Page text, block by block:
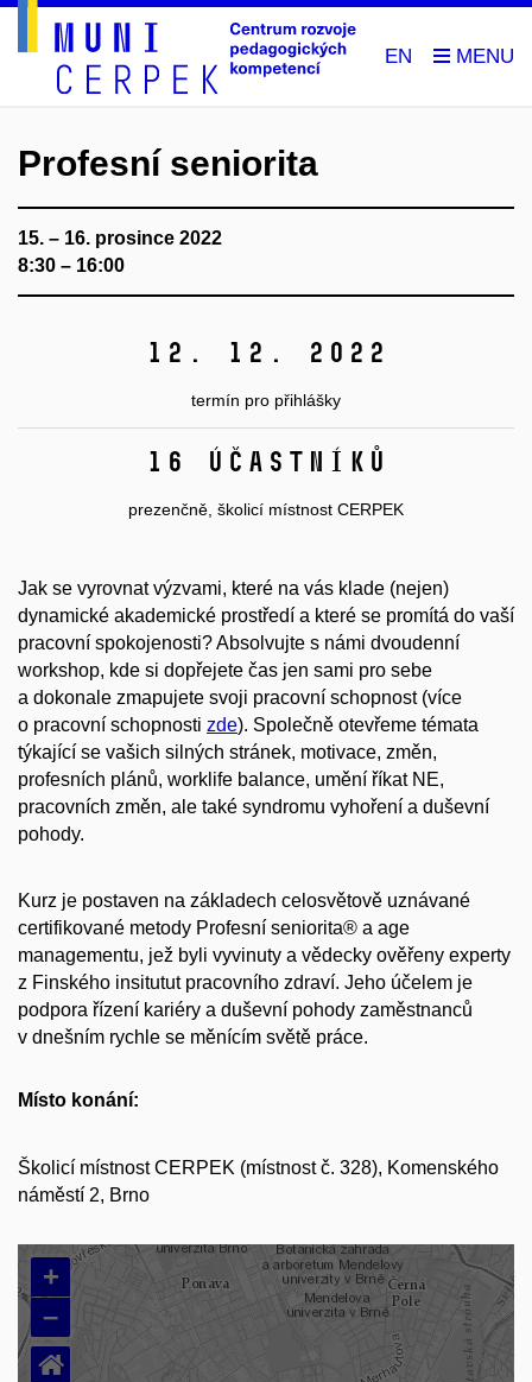
EN
Profesní seniorita
15. – 16. prosince 2022
8:30 – 16:00
12. 12. 2022
termín pro přihlášky
16 účastníků
prezenčně, školicí místnost CERPEK
Jak se vyrovnat výzvami, které na vás klade (nejen)
dynamické akademické prostředí a které se promítá do vaší
pracovní spokojenosti? Absolvujte s námi dvoudenní
workshop, kde si dopřejete čas jen sami pro sebe
a dokonale zmapujete svoji pracovní schopnost (více
o pracovní schopnosti zde). Společně otevřeme témata
týkající se vašich silných stránek, motivace, změn,
profesních plánů, worklife balance, umění říkat NE,
pracovních změn, ale také syndromu vyhoření a duševní
pohody.
Kurz je postaven na základech celosvětově uznávané
certifikované metody Profesní seniorita® a age
managementu, jež byli vyvinuty a vědecky ověřeny experty
z Finského insitutut pracovního zdraví. Jeho účelem je
podpora řízení kariéry a duševní pohody zaměstnanců
v dnešním rychle se měnícím světě práce.
Místo konání:
Školicí místnost CERPEK (místnost č. 328), Komenského
náměstí 2, Brno
+
–
⌂